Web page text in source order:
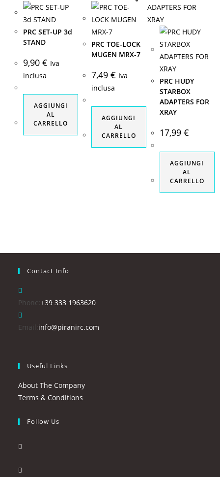
PRC SET-UP 3d
STAND
9,90€ Iva
inclusa
AGGIUNGI
AL
CARRELLO
PRC TOE-LOCK
MUGEN MRX-7
7,49 € Iva
inclusa
AGGIUNGI
AL
CARRELLO
PRC HUDY
STARBOX
ADAPTERS FOR
XRAY
17,99 €
AGGIUNGI
AL
CARRELLO
Contact Info
Phone:+39 333 1963620Opens
your
Email:info@piranirc.com
Useful Links
About The Company
Terms & Conditions
Follow Us